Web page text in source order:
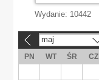
Wydanie: 10442
maj
PN WT ŚR CZ